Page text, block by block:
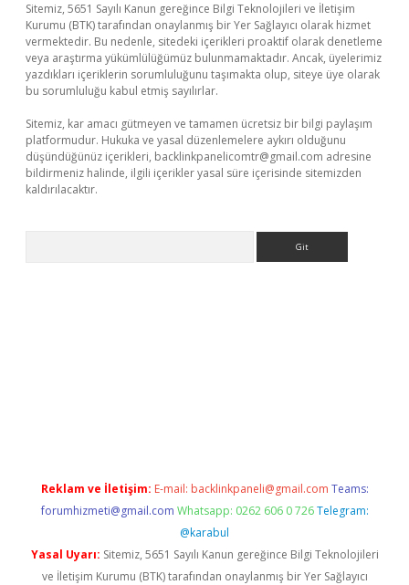
Sitemiz, 5651 Sayılı Kanun gereğince Bilgi Teknolojileri ve İletişim
Kurumu (BTK) tarafından onaylanmış bir Yer Sağlayıcı olarak hizmet
vermektedir. Bu nedenle, sitedeki içerikleri proaktif olarak denetleme
veya araştırma yükümlülüğümüz bulunmamaktadır. Ancak, üyelerimiz
yazdıkları içeriklerin sorumluluğunu taşımakta olup, siteye üye olarak
bu sorumluluğu kabul etmiş sayılırlar.
Sitemiz, kar amacı gütmeyen ve tamamen ücretsiz bir bilgi paylaşım
platformudur. Hukuka ve yasal düzenlemelere aykırı olduğunu
düşündüğünüz içerikleri, backlinkpanelicomtr@gmail.com adresine
bildirmeniz halinde, ilgili içerikler yasal süre içerisinde sitemizden
kaldırılacaktır.
Reklam ve İletişim: E-mail: backlinkpaneli@gmail.com Teams:
forumhizmeti@gmail.com Whatsapp: 0262 606 0 726 Telegram:
@karabul
Yasal Uyarı: Sitemiz, 5651 Sayılı Kanun gereğince Bilgi Teknolojileri
ve İletişim Kurumu (BTK) tarafından onaylanmış bir Yer Sağlayıcı